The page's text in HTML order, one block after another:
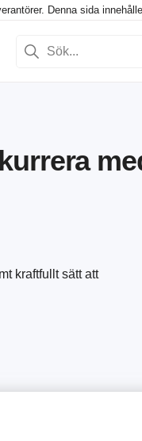
Denna sida
kraftfullt sätt att